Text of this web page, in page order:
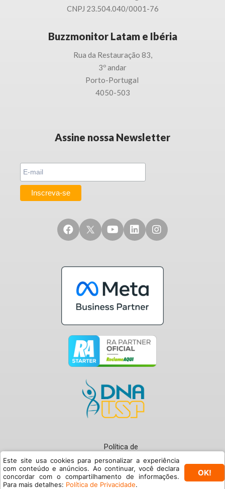
CNPJ 23.504.040/0001-76
Buzzmonitor Latam e Ibéria
Rua da Restauração 83,
3º andar
Porto-Portugal
4050-503
Assine nossa Newsletter
Política de
Privacidade
Termos de Uso
© Buzzmonitor 2024
Este site usa cookies para personalizar a experiência
com conteúdo e anúncios. Ao continuar, você declara
concordar com o compartilhamento de informações.
Para mais detalhes: Política de Privacidade.
OK!